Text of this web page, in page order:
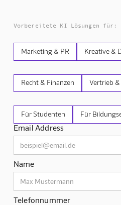
Vorbereitete KI Lösungen für:
Marketing & PR Kreative &
Recht & Finanzen Vertrieb
Für Studenten Für
Email Address
Name
Telefonnummer